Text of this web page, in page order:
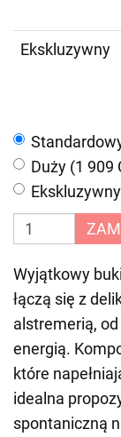
Ekskluzywny
Duży (1 909
Wyjątkowy
łączą się z
alstremerią,
energią.
które
idealna
spontaniczną